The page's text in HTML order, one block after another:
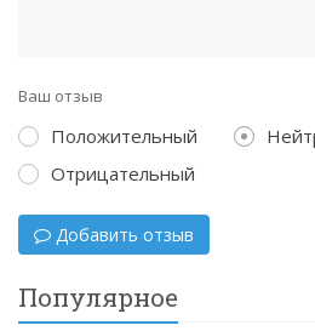
Ваш отзыв
Положительный
Отрицательный
Добавить отзыв
Популярное